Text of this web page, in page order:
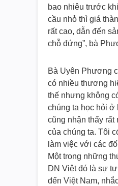
bao nhiêu trước
cầu nhỏ thì giá
rất cao, dẫn đến
chỗ đứng”, bà
Bà Uyên Phương
có nhiều thương
thế nhưng không
chúng ta học hỏi
cũng nhận thấy rất
của chúng ta. Tôi
làm việc với các
Một trong những
DN Việt đó là sự
đến Việt Nam,